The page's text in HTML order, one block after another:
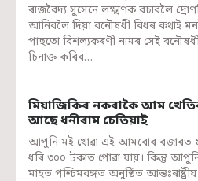
ৰাজবৈদ্য সুসেনে লক্ষ্মণক বচাবলৈ
আনিবলৈ দিয়া বনৌষধী বিধৰ কথাই
পাছতো বিশল্যকৰণী নামৰ সেই
চিনাক্ত কৰিব…
মিয়াজিকিৰ নকৰাকৈ আম
আছে ধনীৰাম চেতিয়াই
আপুনি মই খোৱা এই আমবোৰ বজাৰত
ধৰি ৩০০ টকাত পোৱা যায়। কিন্তু
মাহত পশ্চিমবঙ্গত অনুষ্ঠিত